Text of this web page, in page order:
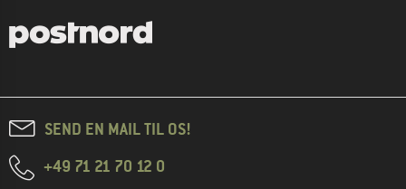
SEND EN MAIL TIL OS!
+49 71 21 70 12 0